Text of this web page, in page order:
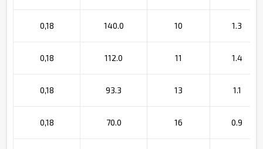
0,18 140.0 10 1.3
0,18 112.0 11 1.4
0,18 93.3 13 1.1
0,18 70.0 16 0.9